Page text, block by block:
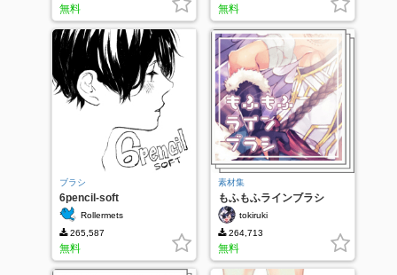
無料 無料
ブラシ
6pencil-soft
Rollermets
265,587
無料
素材集
もふもふラインブラシ
tokiruki
264,713
無料